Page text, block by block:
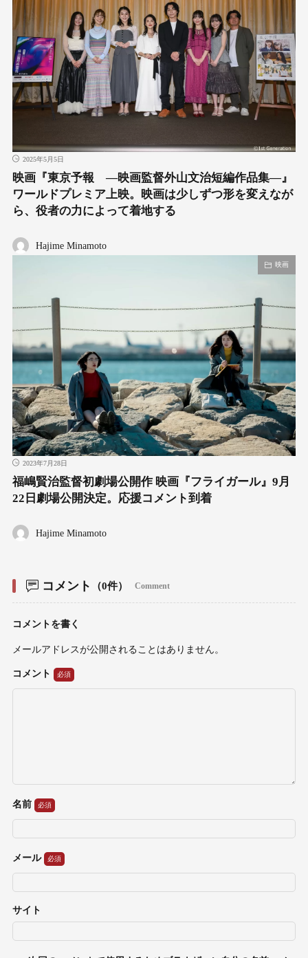
2025年5月5日
映画『東京予報 ―映画監督外山文治短編作品集―』
ワールドプレミア上映。映画は少しずつ形を変えなが
ら、役者の力によって着地する
Hajime Minamoto
映画
2023年7月28日
福嶋賢治監督初劇場公開作 映画『フライガール』9⽉
22⽇劇場公開決定。応援コメント到着
Hajime Minamoto
コメント （0件） Comment
コメントを書く
メールアドレスが公開されることはありません。
コメント
名前
メール
サイト